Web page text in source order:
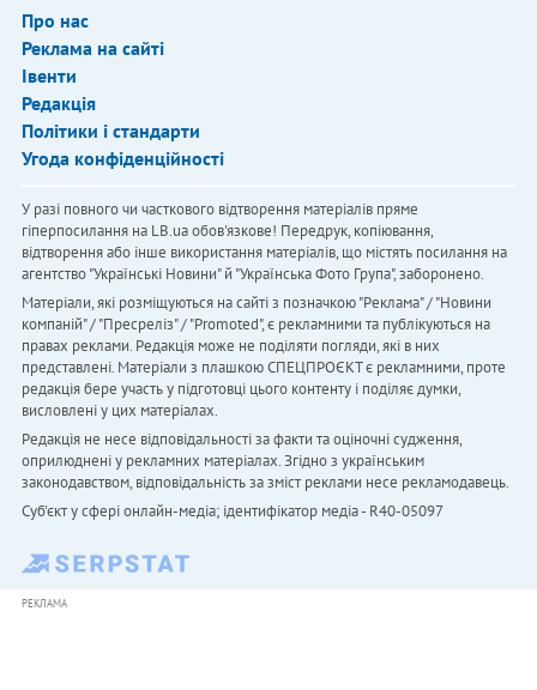
Про нас
Реклама на сайті
Івенти
Редакція
Політики і стандарти
Угода конфіденційності
У разі повного чи часткового відтворення матеріалів пряме
гіперпосилання на LB.ua обов'язкове! Передрук, копіювання,
відтворення або інше використання матеріалів, що містять посилання на
агентство "Українськi Новини" й "Українська Фото Група", заборонено.
Матеріали, які розміщуються на сайті з позначкою "Реклама" / "Новини
компаній" / "Пресреліз" / "Promoted", є рекламними та публікуються на
правах реклами. Редакція може не поділяти погляди, які в них
представлені. Матеріали з плашкою СПЕЦПРОЄКТ є рекламними, проте
редакція бере участь у підготовці цього контенту і поділяє думки,
висловлені у цих матеріалах.
Редакція не несе відповідальності за факти та оціночні судження,
оприлюднені у рекламних матеріалах. Згідно з українським
законодавством, відповідальність за зміст реклами несе рекламодавець.
Cуб'єкт у сфері онлайн-медіа; ідентифікатор медіа - R40-05097
РЕКЛАМА